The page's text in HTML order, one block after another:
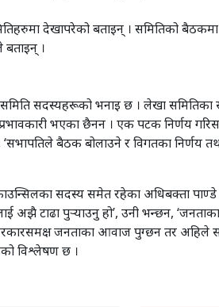
देखापरेको बताइन् । समितिको
।
सदस्यहरूको भनाइ छ । लेखा समितिका
भएका छैनन । एक पटक निर्णय
बैठक बोलाउने र विगतका निर्णय
सदस्य समेत रहेका अधिबक्ता
अझै टाढा पुर्‍याउनु हो’, उनी भन्छन,
जनताका आवाज पुग्छन तर अहिले
विश्लेषण छ ।